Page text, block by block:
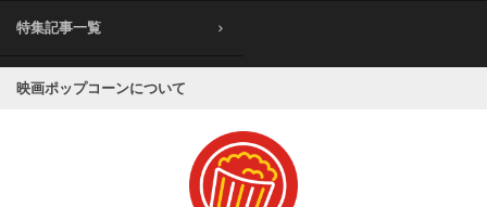
特集記事一覧
映画ポップコーンについて